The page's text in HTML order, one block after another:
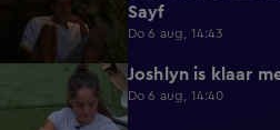
Sayf
Do 6 aug, 14:43
Joshlyn is klaar
Do 6 aug, 14:40